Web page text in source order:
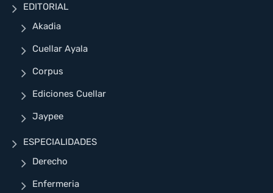
EDITORIAL
Akadia
Cuellar Ayala
Corpus
Ediciones Cuellar
Jaypee
ESPECIALIDADES
Derecho
Enfermeria